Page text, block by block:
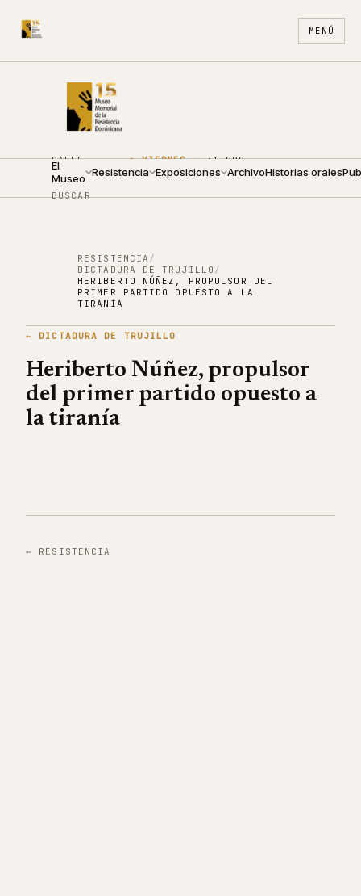
MENÚ
CALLE
ARZOBISPO
NOUEL 210
●VIERNES ·
09:00 —
+1 809
688
ES EN
El
Museo Resistencia Exposiciones ArchivoHistorias orales
BUSCAR
RESISTENCIA /
DICTADURA DE TRUJILLO /
HERIBERTO NÚÑEZ, PROPULSOR DEL
PRIMER PARTIDO OPUESTO A LA
TIRANÍA
← DICTADURA DE TRUJILLO
Heriberto Núñez, propulsor
del primer partido opuesto a
la tiranía
← RESISTENCIA